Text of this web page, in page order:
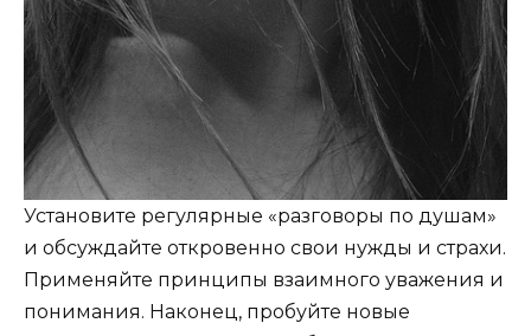
Установите регулярные «разговоры по душам»
и обсуждайте откровенно свои нужды и страхи.
Применяйте принципы взаимного уважения и
понимания. Наконец, пробуйте новые